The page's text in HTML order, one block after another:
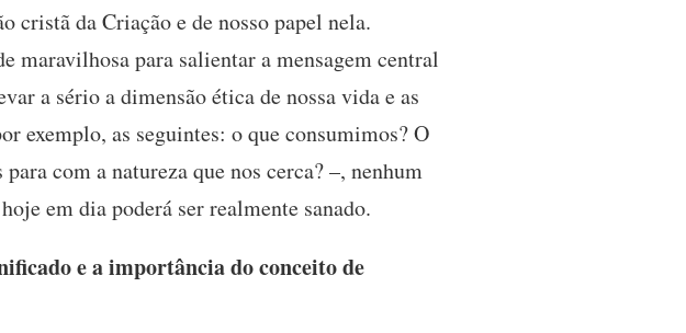
cristã da Criação e de nosso papel nela.
maravilhosa para salientar a mensagem central
a sério a dimensão ética de nossa vida e as
exemplo, as seguintes: o que consumimos? O
com a natureza que nos cerca? –, nenhum
em dia poderá ser realmente sanado.
e a importância do conceito de